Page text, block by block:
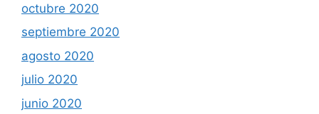
octubre 2020
septiembre 2020
agosto 2020
julio 2020
junio 2020